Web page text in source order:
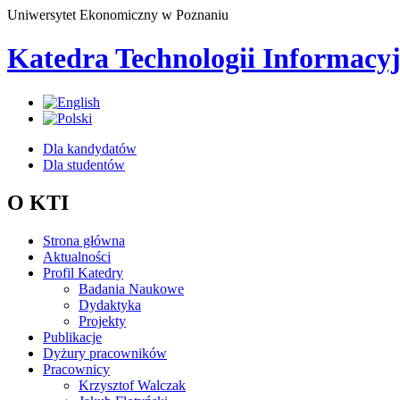
Uniwersytet Ekonomiczny w Poznaniu
Katedra Technologii
Dla kandydatów
Dla studentów
O KTI
Strona główna
Aktualności
Profil Katedry
Badania Naukowe
Dydaktyka
Projekty
Publikacje
Dyżury pracowników
Pracownicy
Krzysztof Walczak